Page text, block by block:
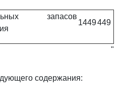
запасов
1449449
"
содержания: